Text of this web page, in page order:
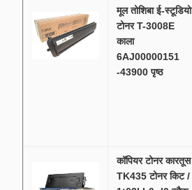
मूल तोशिबा ई-स्टूडियो
टोनर T-3008E
काला
6AJ00000151
-43900 पृष्ठ
कॉपियर टोनर कारतूस
TK435 टोनर किट /